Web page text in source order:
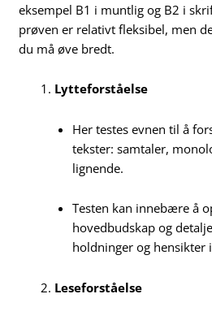
eksempel B1 i muntlig og B2 i
prøven er relativt fleksibel, men
du må øve bredt.
Lytteforståelse
Her testes evnen til å
tekster: samtaler,
lignende.
Testen kan innebære å
hovedbudskap og
holdninger og hensikter
Leseforståelse